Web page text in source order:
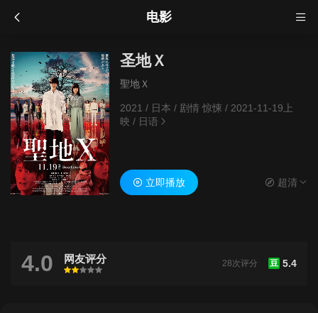
电影
圣地Ｘ
聖地Ｘ
2021 / 日本 / 剧情 惊悚/ 2021-11-19上
映 / 日语
立即播放 超清
4.0 网友评分
很差
较差还行推荐力荐
豆 5.4
28次评分